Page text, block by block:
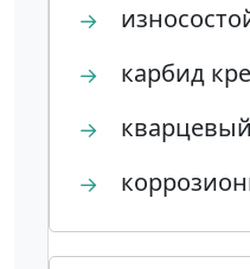
→
→ карбид
→
→